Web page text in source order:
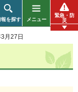
報を探す メニュー
緊急・防
災
月27日